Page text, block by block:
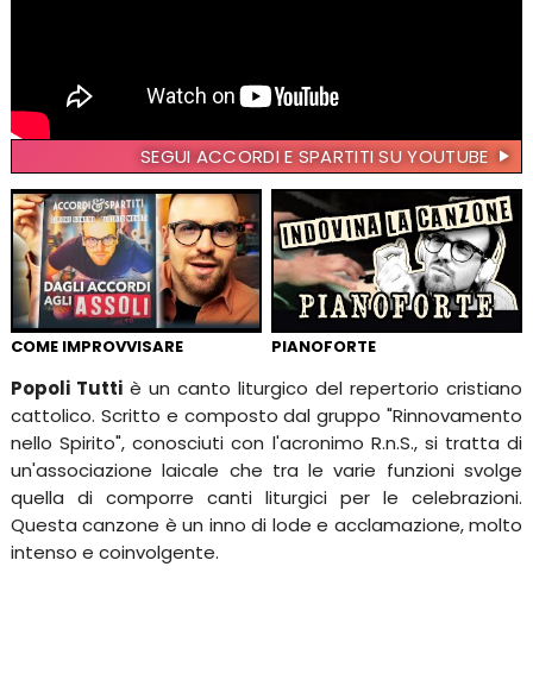
SEGUI ACCORDI E SPARTITI SU YOUTUBE
COME IMPROVVISARE PIANOFORTE
Popoli Tuttiè un canto liturgico del repertorio cristiano
cattolico. Scritto e composto dal gruppo "Rinnovamento
nello Spirito", conosciuti con l'acronimo R.n.S., si tratta di
un'associazione laicale che tra le varie funzioni svolge
quella di comporre canti liturgici per le celebrazioni.
Questa canzone è un inno di lode e acclamazione, molto
intenso e coinvolgente.